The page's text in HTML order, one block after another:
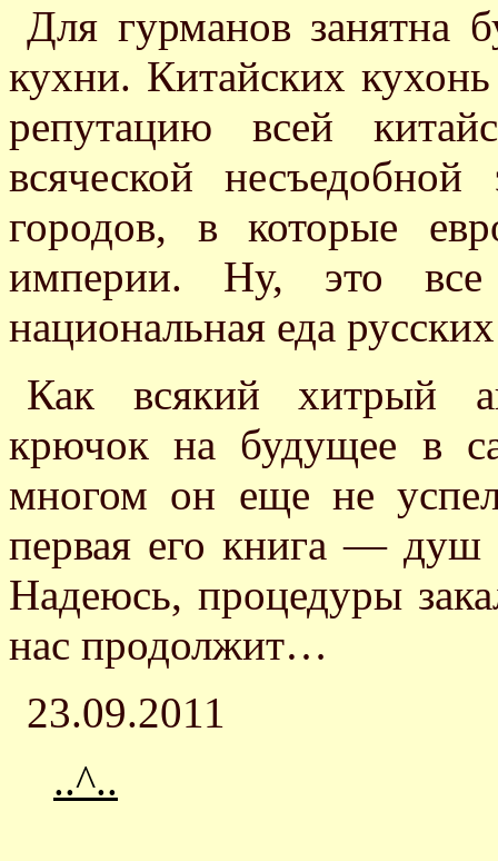
Для гурманов занятна
кухни. Китайских
репутацию всей
всяческой
городов, в которые
империи. Ну, это все
национальная еда
Как всякий хитрый
крючок на будущее в
многом он еще не
первая его книга — душ
Надеюсь, процедуры
нас продолжит…
23.09.2011
..^..